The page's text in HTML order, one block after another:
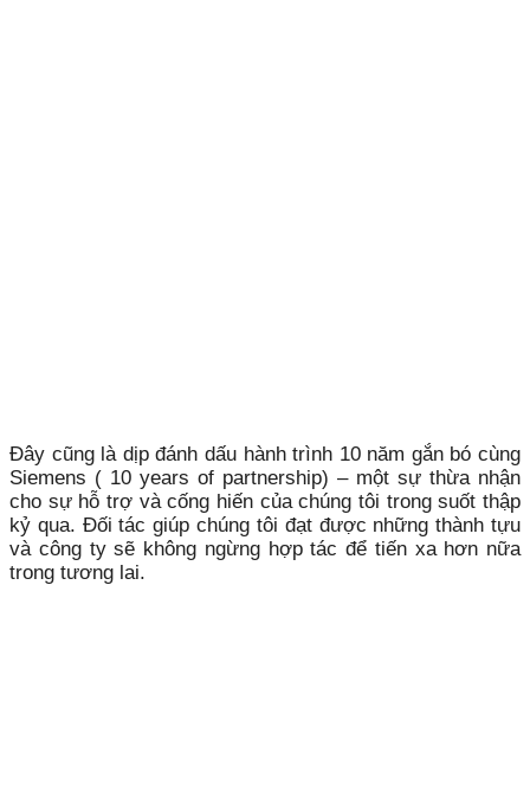
Đây cũng là dịp đánh dấu hành trình 10 năm gắn bó cùng
Siemens ( 10 years of partnership) – một sự thừa nhận
cho sự hỗ trợ và cống hiến của chúng tôi trong suốt thập
kỷ qua. Đối tác giúp chúng tôi đạt được những thành tựu
và công ty sẽ không ngừng hợp tác để tiến xa hơn nữa
trong tương lai.